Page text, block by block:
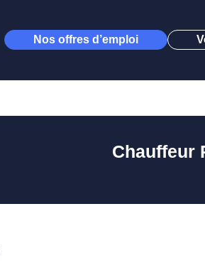
Nos offres d’emploi
Chauffeur